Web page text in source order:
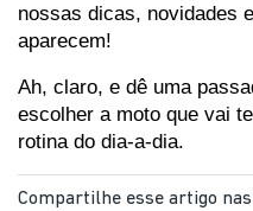
nossas dicas, novidades
aparecem!
Ah, claro, e dê uma
escolher a moto que vai
rotina do dia-a-dia.
Compartilhe esse artigo